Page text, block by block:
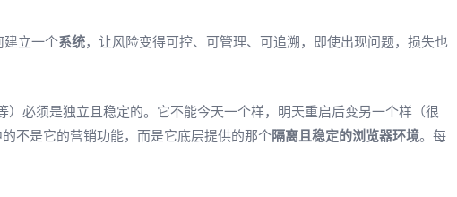
建立一个系统，让风险变得可控、可管理、可追溯，即使出现问题，损失也
必须是独立且稳定的。它不能今天一个样，明天重启后变另一个样（很
不是它的营销功能，而是它底层提供的那个隔离且稳定的浏览器环境。每